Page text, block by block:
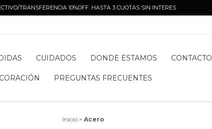
TRANSFERENCIA 10%OFF. HASTA 3 CUOTAS SIN INTERES
CUIDADOS DONDE ESTAMOS CONTACTO
PREGUNTAS FRECUENTES
Inicio > Acero